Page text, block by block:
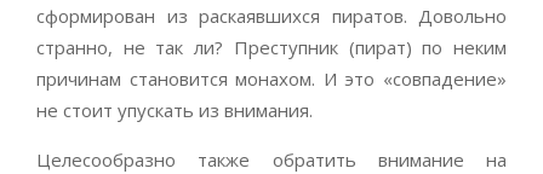
сформирован из раскаявшихся пиратов. Довольно
странно, не так ли? Преступник (пират) по неким
причинам становится монахом. И это «совпадение»
не стоит упускать из внимания.
Целесообразно также обратить внимание на